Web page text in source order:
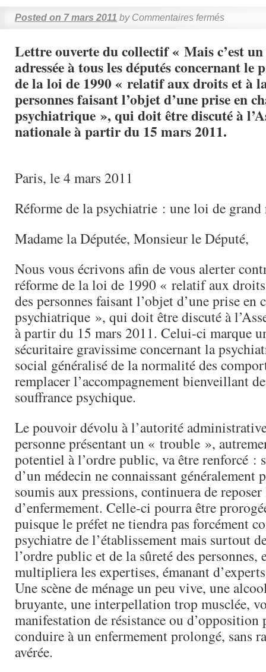
Posted on 7 mars 2011 by Commentaires fermés
Lettre ouverte du collectif « Mais c’est
adressée à tous les députés concernant le
de la loi de 1990 « relatif aux droits et à
personnes faisant l’objet d’une prise en
psychiatrique », qui doit être discuté à
nationale à partir du 15 mars 2011.
Paris, le 4 mars 2011
Réforme de la psychiatrie : une loi de
Madame la Députée, Monsieur le Député,
Nous vous écrivons afin de vous alerter
réforme de la loi de 1990 « relatif aux
des personnes faisant l’objet d’une prise en
psychiatrique », qui doit être discuté à
à partir du 15 mars 2011. Celui-ci marque
sécuritaire gravissime concernant la
social généralisé de la normalité des
remplacer l’accompagnement bienveillant
souffrance psychique.
Le pouvoir dévolu à l’autorité
personne présentant un « trouble »,
potentiel à l’ordre public, va être renforcé :
d’un médecin ne connaissant généralement
soumis aux pressions, continuera de
d’enfermement. Celle-ci pourra être
puisque le préfet ne tiendra pas forcément
psychiatre de l’établissement mais surtout
l’ordre public et de la sûreté des personnes,
multipliera les expertises, émanant
Une scène de ménage un peu vive, une
bruyante, une interpellation trop musclée,
manifestation de résistance ou
conduire à un enfermement prolongé, sans
avérée.